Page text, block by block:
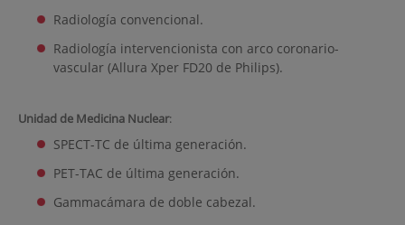
Radiología convencional.
Radiología intervencionista con arco coronario-
vascular (Allura Xper FD20 de Philips).
Unidad de Medicina Nuclear:
SPECT-TC de última generación.
PET-TAC de última generación.
Gammacámara de doble cabezal.